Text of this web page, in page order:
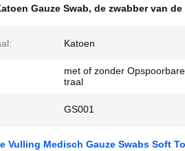
Gauze Swab, de zwabber van
Katoen
met of zonder
traal
GS001
Vulling Medisch Gauze Swabs Soft